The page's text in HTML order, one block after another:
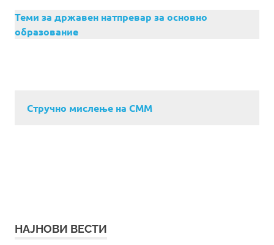
Теми за државен натпревар за основно
образование
Стручно мислење на СММ
НАЈНОВИ ВЕСТИ